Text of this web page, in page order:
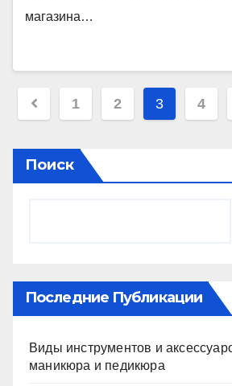
магазина…
Пагинация
1 2 3 4
Поиск
Последние Публикации
Виды инструментов и
маникюра и педикюра